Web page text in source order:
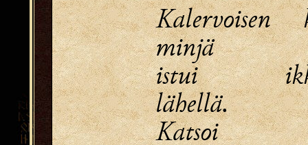
Kalervoisen
minjä
istui
lähellä.
Katsoi